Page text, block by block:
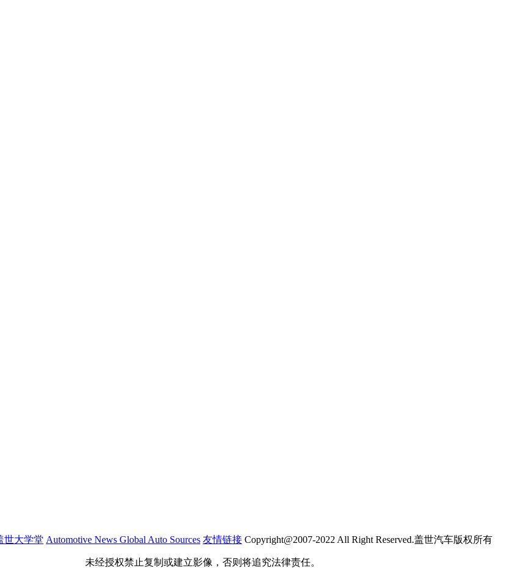
世大学堂 Automotive News Global Auto Sources 友情链接 Copyright@2007-2022 All Right Reserved.盖世汽车版权所有
未经授权禁止复制或建立影像，否则将追究法律责任。